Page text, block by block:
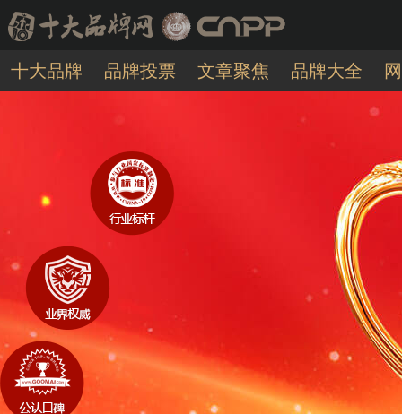
十大品牌 品牌投票 文章聚焦 品牌大全